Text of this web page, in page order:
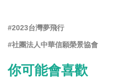
#2023台灣夢飛行
#社團法人中華信願榮景協會
你可能會喜歡